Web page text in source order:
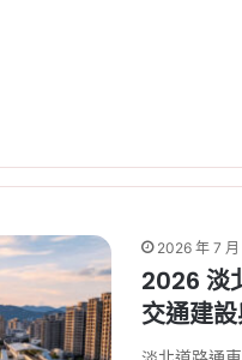
2026 年 7 月
2026 淡
交通建